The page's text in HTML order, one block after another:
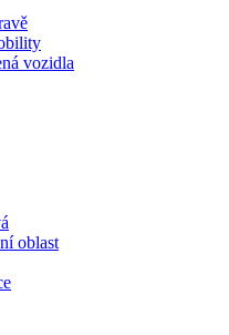
vozidla
oblast